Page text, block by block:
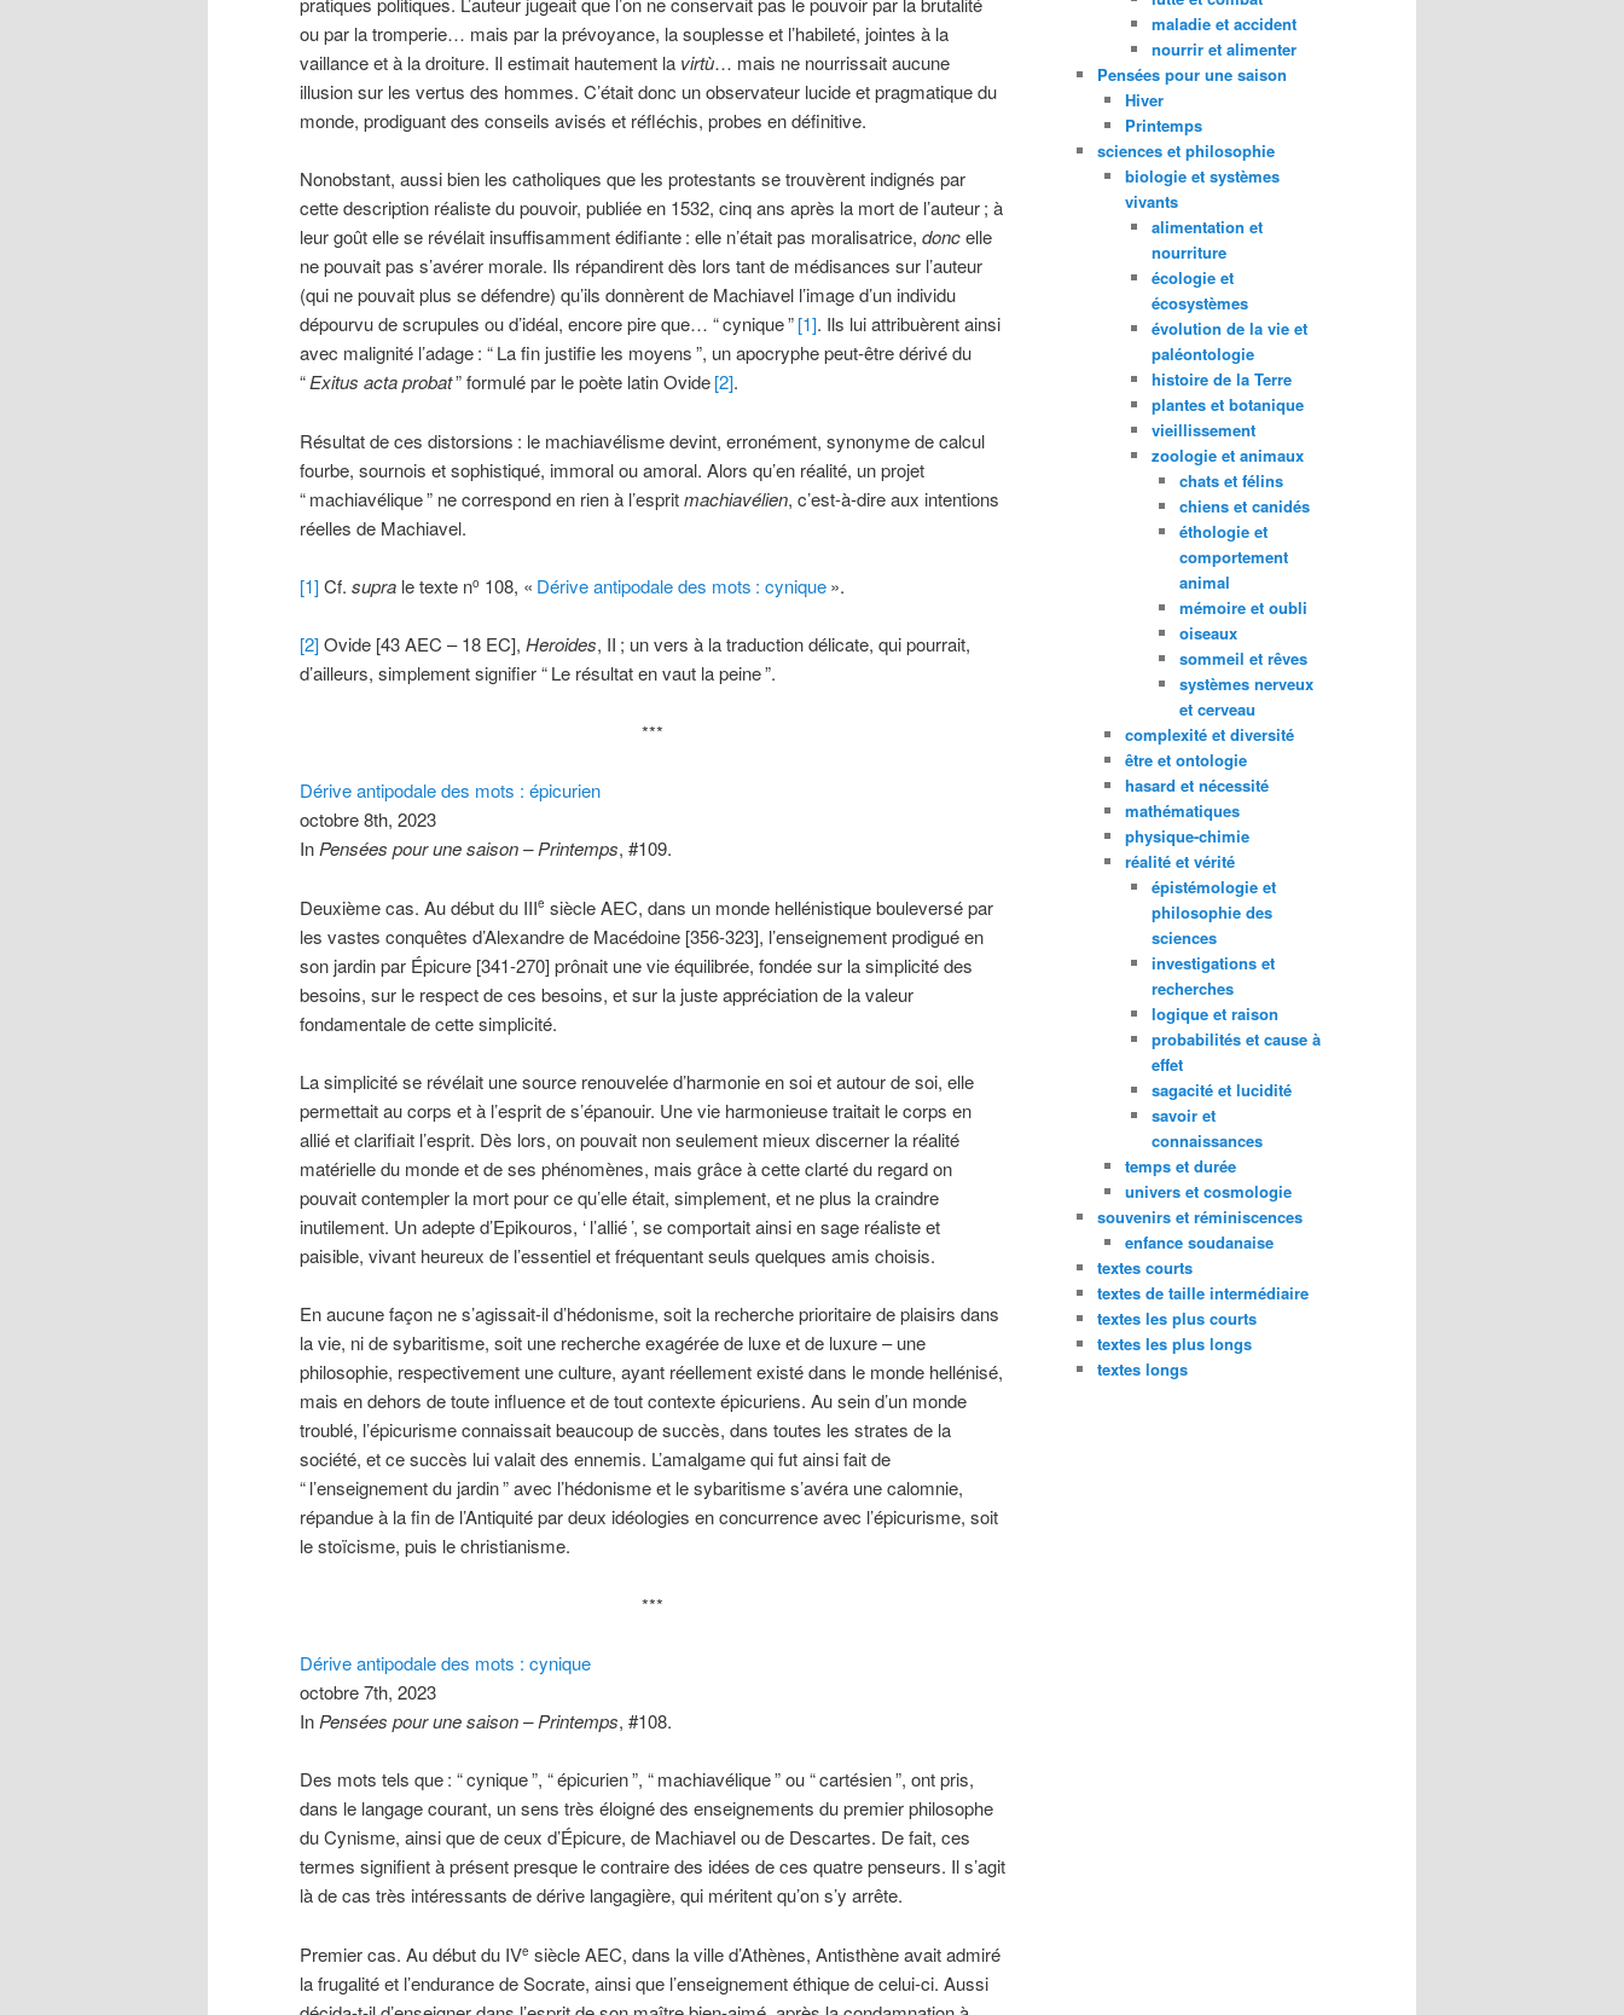
ou par la tromperie… mais par la prévoyance, la souplesse et l’habileté, jointes à la
vaillance et à la droiture. Il estimait hautement la virtù… mais ne nourrissait aucune
illusion sur les vertus des hommes. C’était donc un observateur lucide et pragmatique du
monde, prodiguant des conseils avisés et réfléchis, probes en définitive.
Nonobstant, aussi bien les catholiques que les protestants se trouvèrent indignés par
cette description réaliste du pouvoir, publiée en 1532, cinq ans après la mort de l’auteur; à
leur goût elle se révélait insuffisamment édifiante: elle n’était pas moralisatrice, doncelle
ne pouvait pas s’avérer morale. Ils répandirent dès lors tant de médisances sur l’auteur
(qui ne pouvait plus se défendre) qu’ils donnèrent de Machiavel l’image d’un individu
dépourvu de scrupules ou d’idéal, encore pire que… “cynique”[1]. Ils lui attribuèrent ainsi
avec malignité l’adage: “La fin justifie les moyens”, un apocryphe peut-être dérivé du
“Exitus acta probat” formulé par le poète latin Ovide[2].
Résultat de ces distorsions : le machiavélisme devint, erronément, synonyme de calcul
fourbe, sournois et sophistiqué, immoral ou amoral. Alors qu’en réalité, un projet
“machiavélique” ne correspond en rien à l’espritmachiavélien, c’est-à-dire aux intentions
réelles de Machiavel.
[1]Cf. supra le texte no 108, « Dérive antipodale des mots : cynique».
[2]Ovide [43 AEC – 18 EC], Heroides, II ; un vers à la traduction délicate, qui pourrait,
d’ailleurs, simplement signifier “Le résultat en vaut la peine”.
***
Dérive antipodale des mots : épicurien
octobre 8th, 2023
In Pensées pour une saison – Printemps, #109.
Deuxième cas. Au début du IIIe siècle AEC, dans un monde hellénistique bouleversé par
les vastes conquêtes d’Alexandre de Macédoine [356-323], l’enseignement prodigué en
son jardin par Épicure [341-270] prônait une vie équilibrée, fondée sur la simplicité des
besoins, sur le respect de ces besoins, et sur la juste appréciation de la valeur
fondamentale de cette simplicité.
La simplicité se révélait une source renouvelée d’harmonie en soi et autour de soi, elle
permettait au corps et à l’esprit de s’épanouir. Une vie harmonieuse traitait le corps en
allié et clarifiait l’esprit. Dès lors, on pouvait non seulement mieux discerner la réalité
matérielle du monde et de ses phénomènes, mais grâce à cette clarté du regard on
pouvait contempler la mort pour ce qu’elle était, simplement, et ne plus la craindre
inutilement. Un adepte d’Epikouros, ‘l’allié’, se comportait ainsi en sage réaliste et
paisible, vivant heureux de l’essentiel et fréquentant seuls quelques amis choisis.
En aucune façon ne s’agissait-il d’hédonisme, soit la recherche prioritaire de plaisirs dans
la vie, ni de sybaritisme, soit une recherche exagérée de luxe et de luxure – une
philosophie, respectivement une culture, ayant réellement existé dans le monde hellénisé,
mais en dehors de toute influence et de tout contexte épicuriens. Au sein d’un monde
troublé, l’épicurisme connaissait beaucoup de succès, dans toutes les strates de la
société, et ce succès lui valait des ennemis. L’amalgame qui fut ainsi fait de
“l’enseignement du jardin” avec l’hédonisme et le sybaritisme s’avéra une calomnie,
répandue à la fin de l’Antiquité par deux idéologies en concurrence avec l’épicurisme, soit
le stoïcisme, puis le christianisme.
***
Dérive antipodale des mots : cynique
octobre 7th, 2023
In Pensées pour une saison – Printemps, #108.
Des mots tels que: “cynique”, “épicurien”, “machiavélique” ou “cartésien”, ont pris,
dans le langage courant, un sens très éloigné des enseignements du premier philosophe
du Cynisme, ainsi que de ceux d’Épicure, de Machiavel ou de Descartes. De fait, ces
termes signifient à présent presque le contraire des idées de ces quatre penseurs. Il s’agit
là de cas très intéressants de dérive langagière, qui méritent qu’on s’y arrête.
Premier cas. Au début du IVe siècle AEC, dans la ville d’Athènes, Antisthène avait admiré
la frugalité et l’endurance de Socrate, ainsi que l’enseignement éthique de celui-ci. Aussi
maladie et accident
nourrir et alimenter
Pensées pour une saison
Hiver
Printemps
sciences et philosophie
biologie et systèmes
vivants
alimentation et
nourriture
écologie et
écosystèmes
évolution de la vie et
paléontologie
histoire de la Terre
plantes et botanique
vieillissement
zoologie et animaux
chats et félins
chiens et canidés
éthologie et
comportement
animal
mémoire et oubli
oiseaux
sommeil et rêves
systèmes nerveux
et cerveau
complexité et diversité
être et ontologie
hasard et nécessité
mathématiques
physique-chimie
réalité et vérité
épistémologie et
philosophie des
sciences
investigations et
recherches
logique et raison
probabilités et cause à
effet
sagacité et lucidité
savoir et
connaissances
temps et durée
univers et cosmologie
souvenirs et réminiscences
enfance soudanaise
textes courts
textes de taille intermédiaire
textes les plus courts
textes les plus longs
textes longs